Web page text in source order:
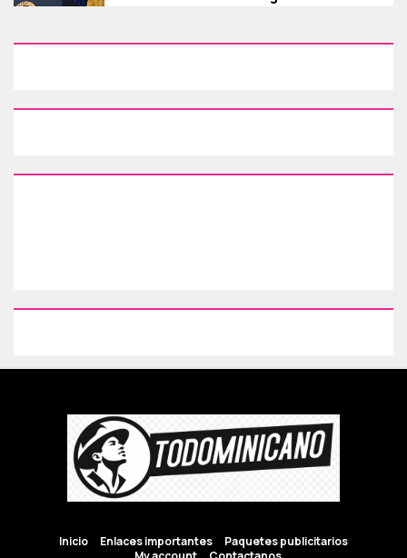
Inicio Enlaces importantes
Paquetes publicitarios